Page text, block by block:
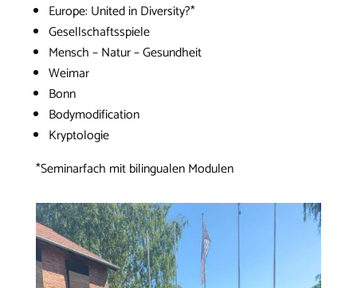
Europe: United in Diversity?*
Gesellschaftsspiele
Mensch – Natur – Gesundheit
Weimar
Bonn
Bodymodification
Kryptologie
*Seminarfach mit bilingualen Modulen